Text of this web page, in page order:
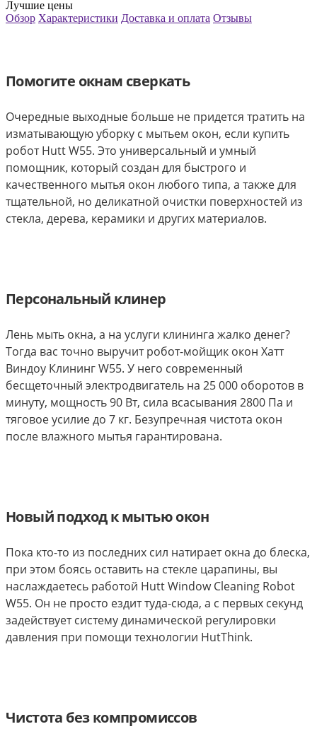
Лучшие цены
Обзор Характеристики Доставка и оплата Отзывы
Помогите окнам сверкать
Очередные выходные больше не придется тратить на
изматывающую уборку с мытьем окон, если купить
робот Hutt W55. Это универсальный и умный
помощник, который создан для быстрого и
качественного мытья окон любого типа, а также для
тщательной, но деликатной очистки поверхностей из
стекла, дерева, керамики и других материалов.
Персональный клинер
Лень мыть окна, а на услуги клининга жалко денег?
Тогда вас точно выручит робот-мойщик окон Хатт
Виндоу Клининг W55. У него современный
бесщеточный электродвигатель на 25 000 оборотов в
минуту, мощность 90 Вт, сила всасывания 2800 Па и
тяговое усилие до 7 кг. Безупречная чистота окон
после влажного мытья гарантирована.
Новый подход к мытью окон
Пока кто-то из последних сил натирает окна до блеска,
при этом боясь оставить на стекле царапины, вы
наслаждаетесь работой Hutt Window Cleaning Robot
W55. Он не просто ездит туда-сюда, а с первых секунд
задействует систему динамической регулировки
давления при помощи технологии HutThink.
Чистота без компромиссов